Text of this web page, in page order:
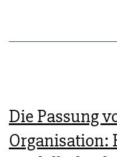
Die Passung
Organisation: